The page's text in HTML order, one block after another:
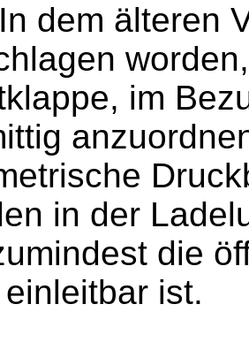
In dem älteren
im
in der
die
ist.